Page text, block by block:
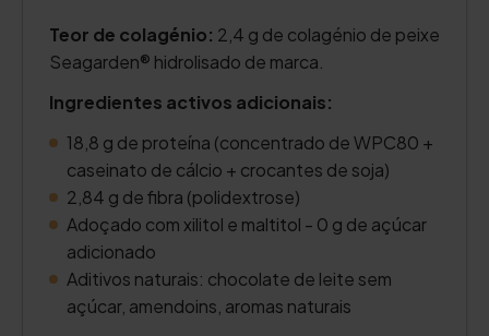
Teor de colagénio: 2,4 g de colagénio de peixe
Seagarden® hidrolisado de marca.
Ingredientes activos adicionais:
18,8 g de proteína (concentrado de WPC80 +
caseinato de cálcio + crocantes de soja)
2,84 g de fibra (polidextrose)
Adoçado com xilitol e maltitol - 0 g de açúcar
adicionado
Aditivos naturais: chocolate de leite sem
açúcar, amendoins, aromas naturais